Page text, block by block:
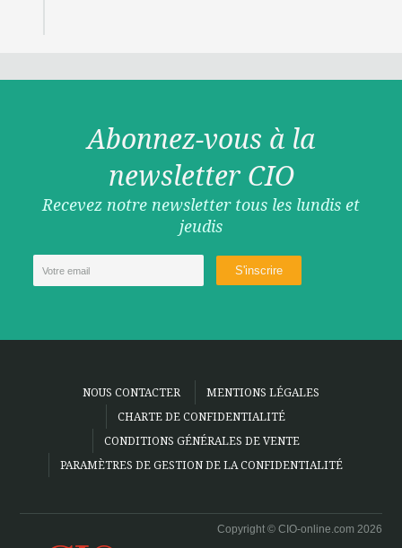
Abonnez-vous à la
newsletter CIO
Recevez notre newsletter tous les lundis et
jeudis
NOUS CONTACTER
MENTIONS LÉGALES
CHARTE DE CONFIDENTIALITÉ
CONDITIONS GÉNÉRALES DE VENTE
PARAMÈTRES DE GESTION DE LA CONFIDENTIALITÉ
Copyright © CIO-online.com 2026